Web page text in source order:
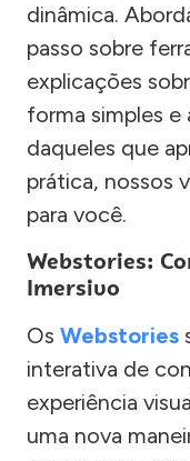
dinâmica.
passo sobre
explicações
forma simples e
daqueles que
prática, nossos
para você.
Webstories:
Imersivo
Os Webstories
interativa de
experiência
uma nova